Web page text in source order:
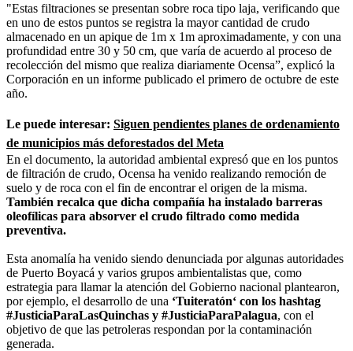
"Estas filtraciones se presentan sobre roca tipo laja, verificando que
en uno de estos puntos se registra la mayor cantidad de crudo
almacenado en un apique de 1m x 1m aproximadamente, y con una
profundidad entre 30 y 50 cm, que varía de acuerdo al proceso de
recolección del mismo que realiza diariamente Ocensa”, explicó la
Corporación en un informe publicado el primero de octubre de este
año.
Le puede interesar: Siguen pendientes planes de ordenamiento
de municipios más deforestados del Meta
En el documento, la autoridad ambiental expresó que en los puntos
de filtración de crudo, Ocensa ha venido realizando remoción de
suelo y de roca con el fin de encontrar el origen de la misma.
También recalca que dicha compañía ha instalado barreras
oleofílicas para absorver el crudo filtrado como medida
preventiva.
Esta anomalía ha venido siendo denunciada por algunas autoridades
de Puerto Boyacá y varios grupos ambientalistas que, como
estrategia para llamar la atención del Gobierno nacional plantearon,
por ejemplo, el desarrollo de una ‘Tuiteratón‘ con los hashtag
#JusticiaParaLasQuinchas y #JusticiaParaPalagua, con el
objetivo de que las petroleras respondan por la contaminación
generada.